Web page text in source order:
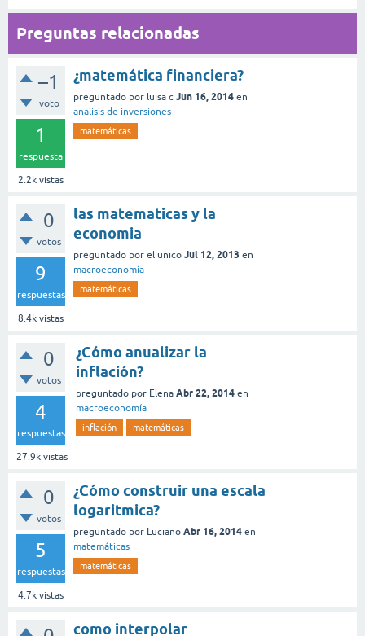
Preguntas relacionadas
–1
voto
1
respuesta
2.2k vistas
¿matemática financiera?
preguntado por luisa c Jun 16, 2014 en
analisis de inversiones
matemáticas
0
votos
9
respuestas
8.4k vistas
las matematicas y la
economia
preguntado por el unico Jul 12, 2013 en
macroeconomía
matemáticas
0
votos
4
respuestas
27.9k vistas
¿Cómo anualizar la
inflación?
preguntado por Elena Abr 22, 2014 en
macroeconomía
inflación matemáticas
0
votos
5
respuestas
4.7k vistas
¿Cómo construir una escala
logaritmica?
preguntado por Luciano Abr 16, 2014 en
matemáticas
matemáticas
como interpolar